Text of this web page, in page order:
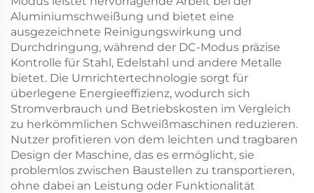
Aluminiumschweißung und bietet eine
ausgezeichnete Reinigungswirkung und
Durchdringung, während der DC-Modus präzise
Kontrolle für Stahl, Edelstahl und andere Metalle
bietet. Die Umrichtertechnologie sorgt für
überlegene Energieeffizienz, wodurch sich
Stromverbrauch und Betriebskosten im Vergleich
zu herkömmlichen Schweißmaschinen reduzieren.
Nutzer profitieren von dem leichten und tragbaren
Design der Maschine, das es ermöglicht, sie
problemlos zwischen Baustellen zu transportieren,
ohne dabei an Leistung oder Funktionalität